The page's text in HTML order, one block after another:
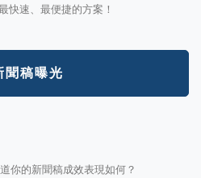
快速、最便捷的方案！
聞稿曝光
你的新聞稿成效表現如何？